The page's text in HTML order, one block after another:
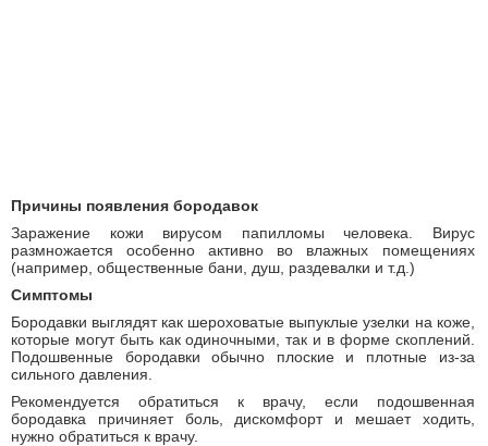
Причины появления бородавок
Заражение кожи вирусом папилломы человека. Вирус
размножается особенно активно во влажных помещениях
(например, общественные бани, душ, раздевалки и т.д.)
Cимптомы
Бородавки выглядят как шероховатые выпуклые узелки на коже,
которые могут быть как одиночными, так и в форме скоплений.
Подошвенные бородавки обычно плоские и плотные из-за
сильного давления.
Рекомендуется обратиться к врачу, если подошвенная
бородавка причиняет боль, дискомфорт и мешает ходить,
нужно обратиться к врачу.